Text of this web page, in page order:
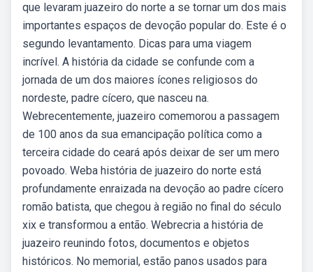
que levaram juazeiro do norte a se tornar um dos mais
importantes espaços de devoção popular do. Este é o
segundo levantamento. Dicas para uma viagem
incrível. A história da cidade se confunde com a
jornada de um dos maiores ícones religiosos do
nordeste, padre cícero, que nasceu na.
Webrecentemente, juazeiro comemorou a passagem
de 100 anos da sua emancipação política como a
terceira cidade do ceará após deixar de ser um mero
povoado. Weba história de juazeiro do norte está
profundamente enraizada na devoção ao padre cícero
romão batista, que chegou à região no final do século
xix e transformou a então. Webrecria a história de
juazeiro reunindo fotos, documentos e objetos
históricos. No memorial, estão panos usados para